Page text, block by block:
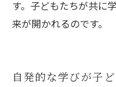
す。子どもたちが共に
来が開かれるのです。
自発的な学びが子